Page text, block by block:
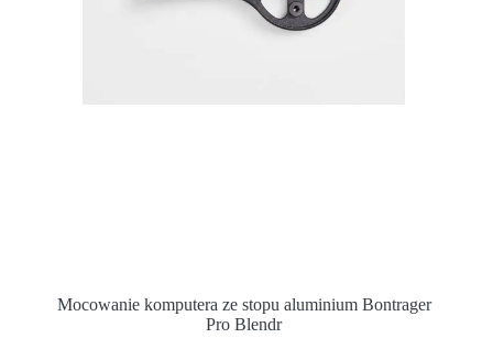
Mocowanie komputera ze stopu aluminium Bontrager
Pro Blendr